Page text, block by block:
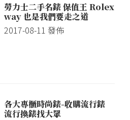
勞力士二手名錶 保值王 Rolex
way 也是我們要走之道
2017-08-11 發佈
各大專櫃時尚錶-收購流行錶
流行換錶找大眾